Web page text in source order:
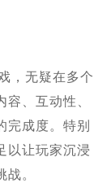
，无疑在多个
、互动性、
完成度。特别
以让玩家沉浸
。